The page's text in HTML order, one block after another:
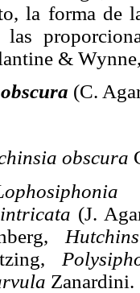
la forma de
las
&
(C.
obscura
(J.
Zanardini.